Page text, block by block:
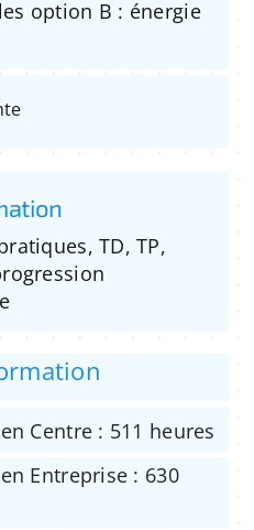
option B : énergie
TD, TP,
Centre : 511 heures
Entreprise : 630